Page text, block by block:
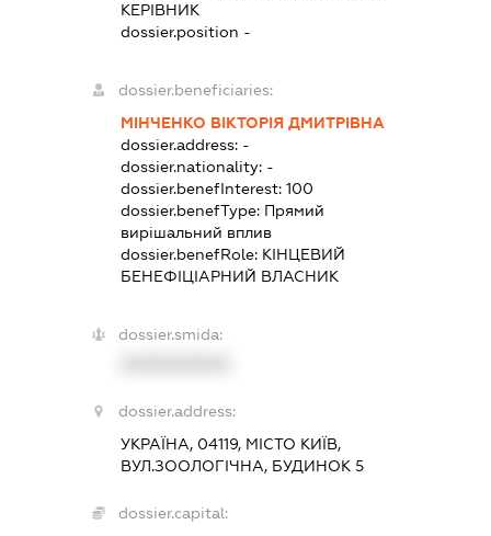
КЕРІВНИК
dossier.position -
dossier.beneficiaries:
МІНЧЕНКО ВІКТОРІЯ ДМИТРІВНА
dossier.address: -
dossier.nationality: -
dossier.benefInterest: 100
dossier.benefType: Прямий
вирішальний вплив
dossier.benefRole: КІНЦЕВИЙ
БЕНЕФІЦІАРНИЙ ВЛАСНИК
dossier.smida:
dossier.address:
УКРАЇНА, 04119, МІСТО КИЇВ,
ВУЛ.ЗООЛОГІЧНА, БУДИНОК 5
dossier.capital: